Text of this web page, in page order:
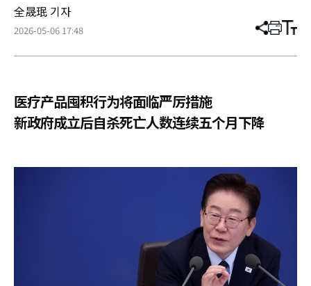
全晟珉 기자
2026-05-06 17:48 分
章
打 调
小
医疗产品囤积行为将面临严厉措施
新政府成立后自杀死亡人数连续五个月下降